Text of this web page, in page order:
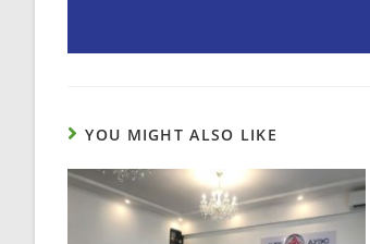
YOU MIGHT ALSO LIKE